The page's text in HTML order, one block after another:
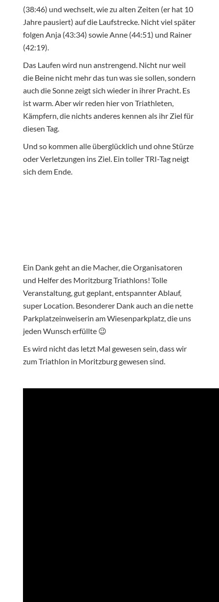
(38:46) und wechselt, wie zu alten Zeiten (er hat 10
Jahre pausiert) auf die Laufstrecke. Nicht viel später
folgen Anja (43:34) sowie Anne (44:51) und Rainer
(42:19).
Das Laufen wird nun anstrengend. Nicht nur weil
die Beine nicht mehr das tun was sie sollen, sondern
auch die Sonne zeigt sich wieder in ihrer Pracht. Es
ist warm. Aber wir reden hier von Triathleten,
Kämpfern, die nichts anderes kennen als ihr Ziel für
diesen Tag.
Und so kommen alle überglücklich und ohne Stürze
oder Verletzungen ins Ziel. Ein toller TRI-Tag neigt
sich dem Ende.
Ein Dank geht an die Macher, die Organisatoren
und Helfer des Moritzburg Triathlons! Tolle
Veranstaltung, gut geplant, entspannter Ablauf,
super Location. Besonderer Dank auch an die nette
Parkplatzeinweiserin am Wiesenparkplatz, die uns
jeden Wunsch erfüllte 😉
Es wird nicht das letzt Mal gewesen sein, dass wir
zum Triathlon in Moritzburg gewesen sind.